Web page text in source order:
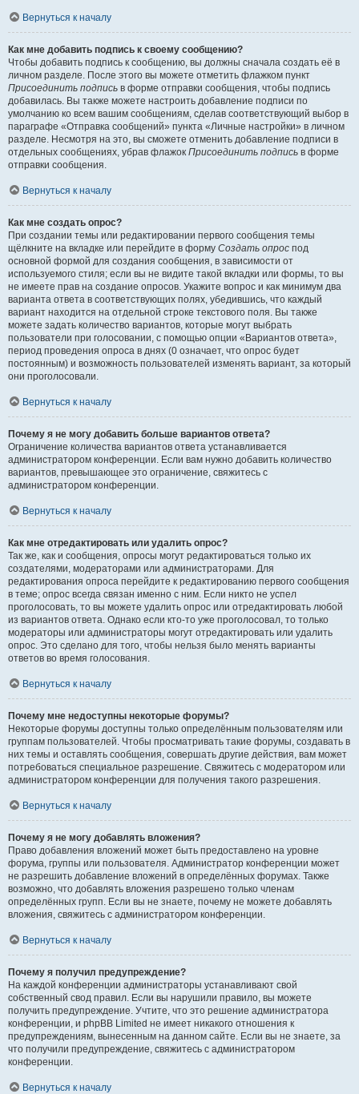
Вернуться к началу
Как мне добавить подпись к своему сообщению?
Чтобы добавить подпись к сообщению, вы должны сначала создать её в
личном разделе. После этого вы можете отметить флажком пункт
Присоединить подпись в форме отправки сообщения, чтобы подпись
добавилась. Вы также можете настроить добавление подписи по
умолчанию ко всем вашим сообщениям, сделав соответствующий выбор в
параграфе «Отправка сообщений» пункта «Личные настройки» в личном
разделе. Несмотря на это, вы сможете отменить добавление подписи в
отдельных сообщениях, убрав флажок Присоединить подпись в форме
отправки сообщения.
Вернуться к началу
Как мне создать опрос?
При создании темы или редактировании первого сообщения темы
щёлкните на вкладке или перейдите в форму Создать опрос под
основной формой для создания сообщения, в зависимости от
используемого стиля; если вы не видите такой вкладки или формы, то вы
не имеете прав на создание опросов. Укажите вопрос и как минимум два
варианта ответа в соответствующих полях, убедившись, что каждый
вариант находится на отдельной строке текстового поля. Вы также
можете задать количество вариантов, которые могут выбрать
пользователи при голосовании, с помощью опции «Вариантов ответа»,
период проведения опроса в днях (0 означает, что опрос будет
постоянным) и возможность пользователей изменять вариант, за который
они проголосовали.
Вернуться к началу
Почему я не могу добавить больше вариантов ответа?
Ограничение количества вариантов ответа устанавливается
администратором конференции. Если вам нужно добавить количество
вариантов, превышающее это ограничение, свяжитесь с
администратором конференции.
Вернуться к началу
Как мне отредактировать или удалить опрос?
Так же, как и сообщения, опросы могут редактироваться только их
создателями, модераторами или администраторами. Для
редактирования опроса перейдите к редактированию первого сообщения
в теме; опрос всегда связан именно с ним. Если никто не успел
проголосовать, то вы можете удалить опрос или отредактировать любой
из вариантов ответа. Однако если кто-то уже проголосовал, то только
модераторы или администраторы могут отредактировать или удалить
опрос. Это сделано для того, чтобы нельзя было менять варианты
ответов во время голосования.
Вернуться к началу
Почему мне недоступны некоторые форумы?
Некоторые форумы доступны только определённым пользователям или
группам пользователей. Чтобы просматривать такие форумы, создавать в
них темы и оставлять сообщения, совершать другие действия, вам может
потребоваться специальное разрешение. Свяжитесь с модератором или
администратором конференции для получения такого разрешения.
Вернуться к началу
Почему я не могу добавлять вложения?
Право добавления вложений может быть предоставлено на уровне
форума, группы или пользователя. Администратор конференции может
не разрешить добавление вложений в определённых форумах. Также
возможно, что добавлять вложения разрешено только членам
определённых групп. Если вы не знаете, почему не можете добавлять
вложения, свяжитесь с администратором конференции.
Вернуться к началу
Почему я получил предупреждение?
На каждой конференции администраторы устанавливают свой
собственный свод правил. Если вы нарушили правило, вы можете
получить предупреждение. Учтите, что это решение администратора
конференции, и phpBB Limited не имеет никакого отношения к
предупреждениям, вынесенным на данном сайте. Если вы не знаете, за
что получили предупреждение, свяжитесь с администратором
конференции.
Вернуться к началу